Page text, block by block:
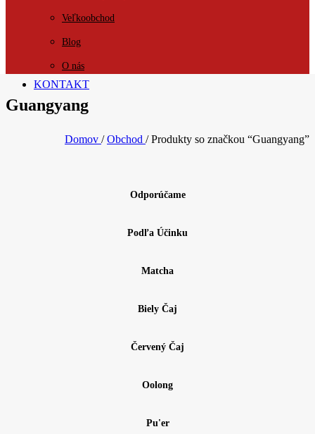
Veľkoobchod
Blog
O nás
KONTAKT
Guangyang
Domov / Obchod / Produkty so značkou “Guangyang”
Odporúčame
Podľa Účinku
Matcha
Biely Čaj
Červený Čaj
Oolong
Pu'er